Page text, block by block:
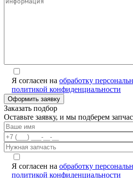
Я согласен на обработку
политикой конфиденциальности
Заказать подбор
Оставьте заявку, и мы подберем
Я согласен на обработку
политикой конфиденциальности